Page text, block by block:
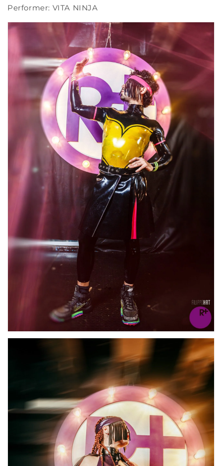
Performer: VITA NINJA